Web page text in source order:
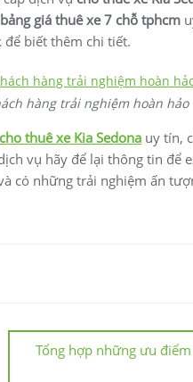
bảng giá thuê xe 7 chỗ tphcm
để biết thêm chi tiết.
hàng trải nghiệm hoàn hảo
cho thuê xe Kia Sedona uy tín,
vụ hãy để lại thông tin để
có những trải nghiệm ấn
Tổng hợp những ưu